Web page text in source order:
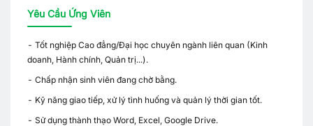
Yêu Cầu Ứng Viên
- Tốt nghiệp Cao đẳng/Đại học chuyên ngành liên quan (Kinh
doanh, Hành chính, Quản trị...).
- Chấp nhận sinh viên đang chờ bằng.
- Kỹ năng giao tiếp, xử lý tình huống và quản lý thời gian tốt.
- Sử dụng thành thạo Word, Excel, Google Drive.